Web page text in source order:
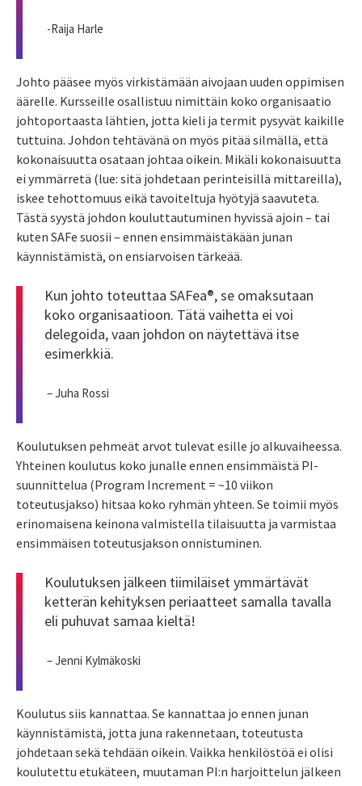
-Raija Harle
Johto pääsee myös virkistämään aivojaan uuden oppimisen
äärelle. Kursseille osallistuu nimittäin koko organisaatio
johtoportaasta lähtien, jotta kieli ja termit pysyvät kaikille
tuttuina. Johdon tehtävänä on myös pitää silmällä, että
kokonaisuutta osataan johtaa oikein. Mikäli kokonaisuutta
ei ymmärretä (lue: sitä johdetaan perinteisillä mittareilla),
iskee tehottomuus eikä tavoiteltuja hyötyjä saavuteta.
Tästä syystä johdon kouluttautuminen hyvissä ajoin – tai
kuten SAFe suosii – ennen ensimmäistäkään junan
käynnistämistä, on ensiarvoisen tärkeää.
Kun johto toteuttaa SAFea®, se omaksutaan
koko organisaatioon. Tätä vaihetta ei voi
delegoida, vaan johdon on näytettävä itse
esimerkkiä.
– Juha Rossi
Koulutuksen pehmeät arvot tulevat esille jo alkuvaiheessa.
Yhteinen koulutus koko junalle ennen ensimmäistä PI-
suunnittelua (Program Increment = ~10 viikon
toteutusjakso) hitsaa koko ryhmän yhteen. Se toimii myös
erinomaisena keinona valmistella tilaisuutta ja varmistaa
ensimmäisen toteutusjakson onnistuminen.
Koulutuksen jälkeen tiimiläiset ymmärtävät
ketterän kehityksen periaatteet samalla tavalla
eli puhuvat samaa kieltä!
– Jenni Kylmäkoski
Koulutus siis kannattaa. Se kannattaa jo ennen junan
käynnistämistä, jotta juna rakennetaan, toteutusta
johdetaan sekä tehdään oikein. Vaikka henkilöstöä ei olisi
koulutettu etukäteen, muutaman PI:n harjoittelun jälkeen